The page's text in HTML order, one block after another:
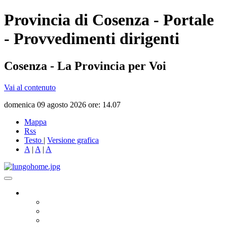
Provincia di Cosenza - Portale
- Provvedimenti dirigenti
Cosenza - La Provincia per Voi
Vai al contenuto
domenica 09 agosto 2026 ore: 14.07
Mappa
Rss
Testo | Versione grafica
A | A | A